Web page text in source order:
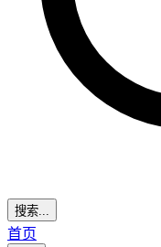
搜索...
首页